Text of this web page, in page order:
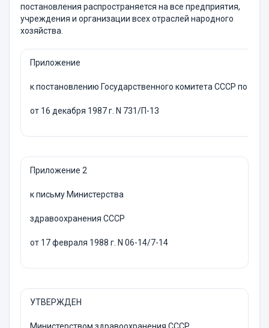
постановления распространяется на все предприятия,
учреждения и организации всех отраслей народного
хозяйства.
Приложение
к постановлению Государственного комитета СССР по
от 16 декабря 1987 г. N 731/П-13
Приложение 2
к письму Министерства
здравоохранения СССР
от 17 февраля 1988 г. N 06-14/7-14
УТВЕРЖДЕН